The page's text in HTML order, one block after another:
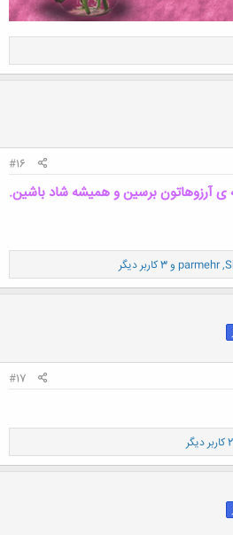
#16
ی آرزوهاتون برسین و همیشه شاد باشین.
,
parmehr و 3 کاربر دیگر
#17